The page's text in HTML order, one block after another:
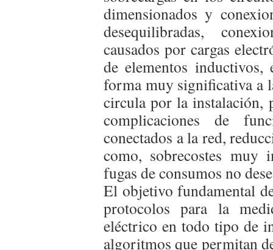
dimensionados y
desequilibradas,
causados por cargas
de elementos inductivos,
forma muy significativa a
circula por la instalación,
complicaciones de
conectados a la red,
como, sobrecostes muy
fugas de consumos no
El objetivo fundamental
protocolos para la
eléctrico en todo tipo de
algoritmos que permitan